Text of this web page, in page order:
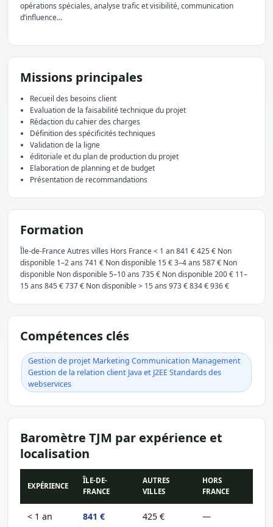
opérations spéciales, analyse trafic et visibilité, communication
d’influence...
Missions principales
Recueil des besoins client
Evaluation de la faisabilité technique du projet
Rédaction du cahier des charges
Définition des spécificités techniques
Validation de la ligne
éditoriale et du plan de production du projet
Elaboration de planning et de budget
Présentation de recommandations
Formation
Île-de-France Autres villes Hors France < 1 an 841 € 425 € Non
disponible 1–2 ans 741 € Non disponible 15 € 3–4 ans 587 € Non
disponible Non disponible 5–10 ans 735 € Non disponible 200 € 11–
15 ans 845 € 737 € Non disponible > 15 ans 973 € 834 € 936 €
Compétences clés
Gestion de projet Marketing Communication Management
Gestion de la relation client Java et J2EE Standards des
webservices
Baromètre TJM par expérience et
localisation
EXPÉRIENCE
ÎLE-DE-
FRANCE
AUTRES
VILLES
HORS
FRANCE
< 1 an 841 € 425 € —